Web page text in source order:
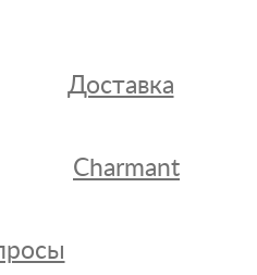
Доставка
Charmant